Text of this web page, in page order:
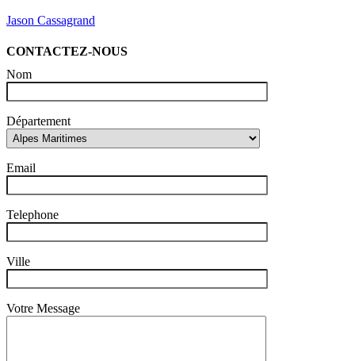
Jason Cassagrand
CONTACTEZ-NOUS
Nom
Département
Email
Telephone
Ville
Votre Message